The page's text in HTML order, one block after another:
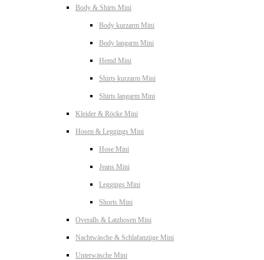
Body & Shirts Mini
Body kurzarm Mini
Body langarm Mini
Hemd Mini
Shirts kurzarm Mini
Shirts langarm Mini
Kleider & Röcke Mini
Hosen & Leggings Mini
Hose Mini
Jeans Mini
Leggings Mini
Shorts Mini
Overalls & Latzhosen Mini
Nachtwäsche & Schlafanzüge Mini
Unterwäsche Mini